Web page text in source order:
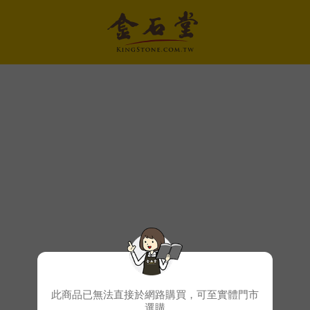
此商品已無法直接於網路購買，可至實體門市
選購